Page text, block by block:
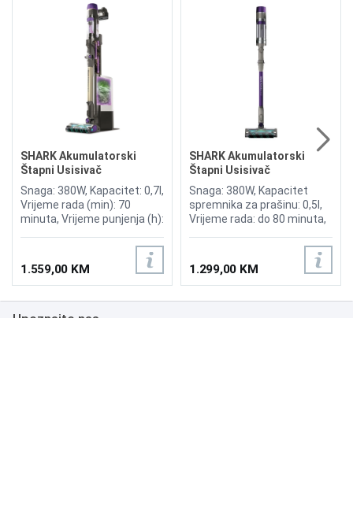
SHARK Akumulatorski
Štapni Usisivač
PowerDetect Clean &
Empty IP3251EUT
Snaga: 380W, Kapacitet: 0,7l,
Vrijeme rada (min): 70
minuta, Vrijeme punjenja (h):
DirectionDetect, DirtDetect,
EdgeDetect, FloorDetect,
Reverse Clean tehnologija,
Anti-Allergen Complete Seal
tehnologija, Shark
PowerDetect tehnologija,
1.559,00 KM
SHARK Akumulatorski
Štapni Usisivač
PowerDetect IP1251EUT
Snaga: 380W, Kapacitet
spremnika za prašinu: 0,5l,
Vrijeme rada: do 80 minuta,
DirectionDetect, Anti Hair
Wrap Plus, Lagan i bežičan
za udobnost, Učinkovita
filtracija čistog zraka,
Idealno za male prostore
1.299,00 KM
Upoznajte nas